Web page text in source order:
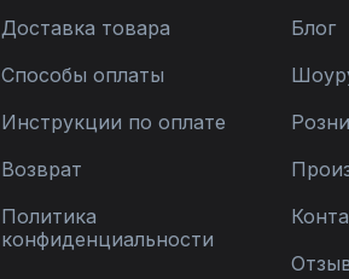
Доставка товара
Способы оплаты
Инструкции по оплате
Возврат
Политика
конфиденциальности
Блог